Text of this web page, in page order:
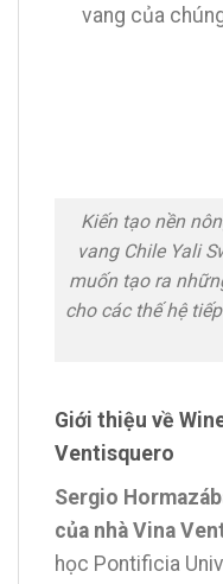
vang của
Kiến tạo nền
vang Chile Yali
muốn tạo ra
cho các thế hệ
Giới thiệu về
Ventisquero
Sergio
của nhà Vina
học Pontificia